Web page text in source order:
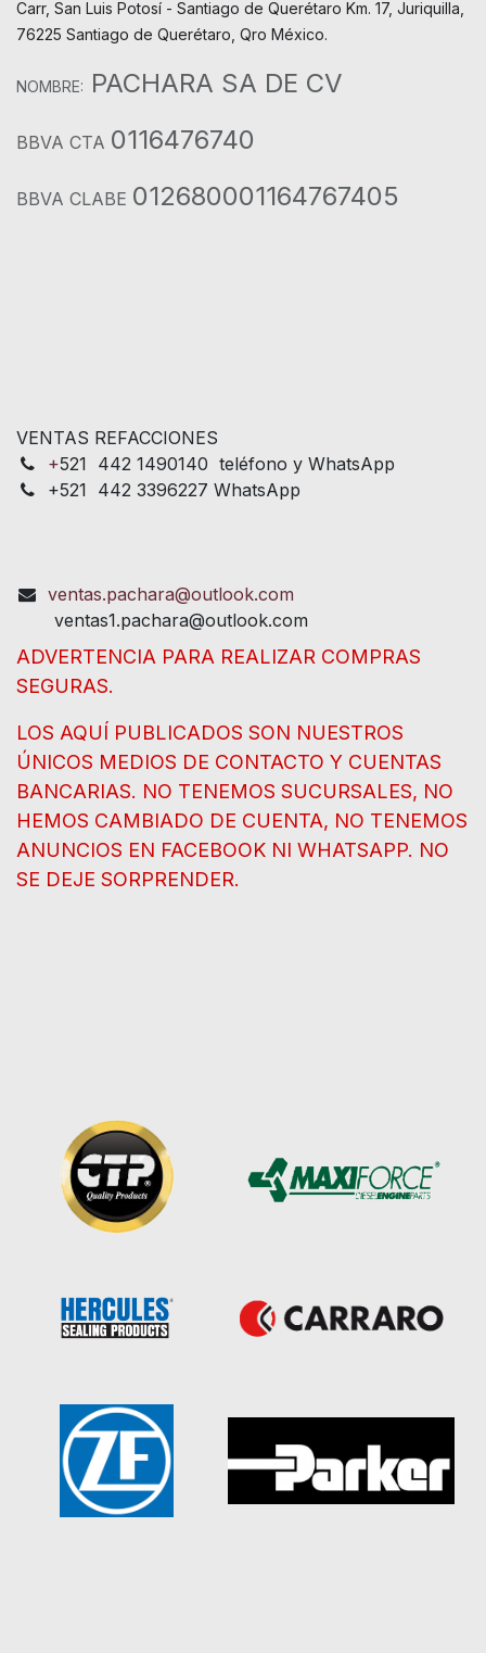
Carr, San Luis Potosí - Santiago de Querétaro Km. 17, Juriquilla,
76225 Santiago de Querétaro, Qro México.
NOMBRE: PACHARA SA DE CV
BBVA CTA 0116476740
BBVA CLABE 012680001164767405
VENTAS REFACCIONES
+521 442 1490140 teléfono y WhatsApp
+521 442 3396227 WhatsApp
ventas.pachara@outlook.com
ventas1.pachara@outlook.com
ADVERTENCIA PARA REALIZAR COMPRAS
SEGURAS.
LOS AQUÍ PUBLICADOS SON NUESTROS
ÚNICOS MEDIOS DE CONTACTO Y CUENTAS
BANCARIAS. NO TENEMOS SUCURSALES, NO
HEMOS CAMBIADO DE CUENTA, NO TENEMOS
ANUNCIOS EN FACEBOOK NI WHATSAPP. NO
SE DEJE SORPRENDER.